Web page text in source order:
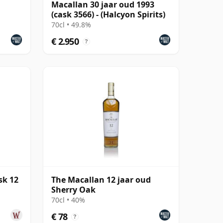
Macallan 30 jaar oud 1993
(cask 3566) - (Halcyon Spirits)
70cl • 49.8%
€ 2.950 ?
12
The Macallan 12 jaar oud
Sherry Oak
70cl • 40%
€ 78 ?